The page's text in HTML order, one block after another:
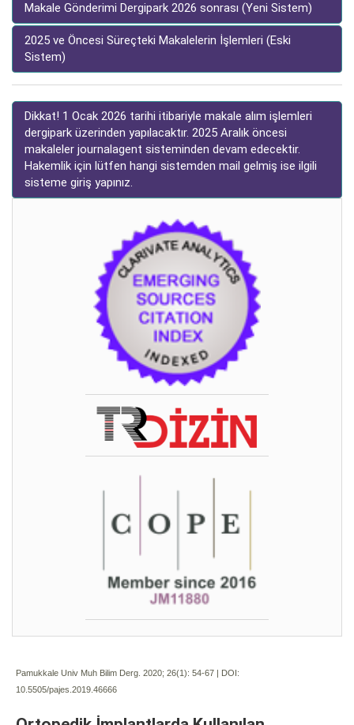
Makale Gönderimi Dergipark 2026 sonrası (Yeni Sistem)
2025 ve Öncesi Süreçteki Makalelerin İşlemleri (Eski
Sistem)
Dikkat! 1 Ocak 2026 tarihi itibariyle makale alım işlemleri
dergipark üzerinden yapılacaktır. 2025 Aralık öncesi
makaleler journalagent sisteminden devam edecektir.
Hakemlik için lütfen hangi sistemden mail gelmiş ise ilgili
sisteme giriş yapınız.
Pamukkale Univ Muh Bilim Derg. 2020; 26(1): 54-67 | DOI:
10.5505/pajes.2019.46666